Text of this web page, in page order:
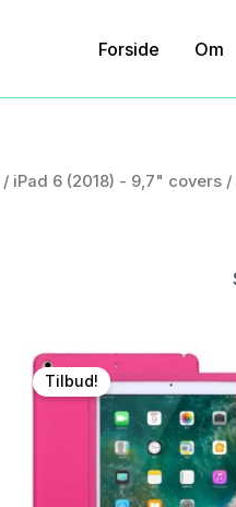
Forside Om
/ iPad 6 (2018) - 9,7" covers /
Tilbud!